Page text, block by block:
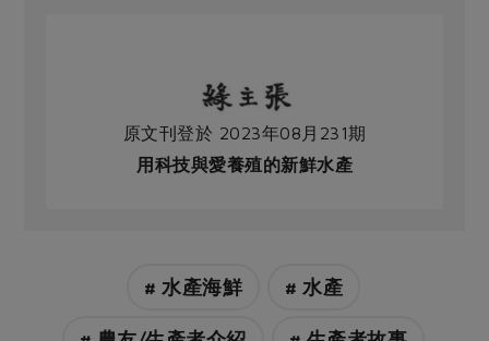
原文刊登於 2023年08月231期
用科技與愛養殖的新鮮水產
# 水產海鮮 # 水產